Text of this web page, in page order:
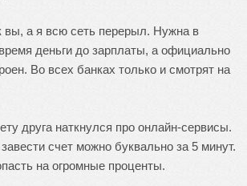
вы, а я всю сеть перерыл. Нужна в
деньги до зарплаты, а официально
Во всех банках только и смотрят на
друга наткнулся про онлайн-сервисы.
завести счет можно буквально за 5 минут.
на огромные проценты.